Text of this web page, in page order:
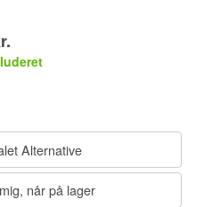
Alternative
når på lager